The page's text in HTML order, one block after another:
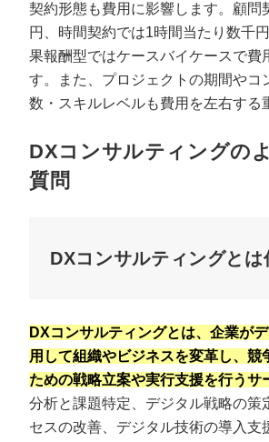
契約形態も費用に影響します。顧問
円、時間契約では1時間当たり数千
果報酬型ではケースバイケースで費
す。また、プロジェクトの期間やコ
数・スキルレベルも費用を左右する
DXコンサルティングの
質問
DXコンサルティングとは
DXコンサルティングとは、企業が
用して組織やビジネスを変革し、競
ための戦略立案や実行支援を行うサ
分析と課題特定、デジタル戦略の策
セスの改善、デジタル技術の導入支